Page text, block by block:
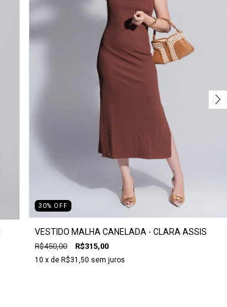
30% OFF
VESTIDO MALHA CANELADA - CLARA ASSIS
R$450,00 R$315,00
10 x deR$31,50 sem juros